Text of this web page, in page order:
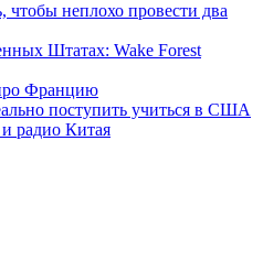
чтобы неплохо провести два
Штатах: Wake Forest
Францию
поступить учиться в США
радио Китая